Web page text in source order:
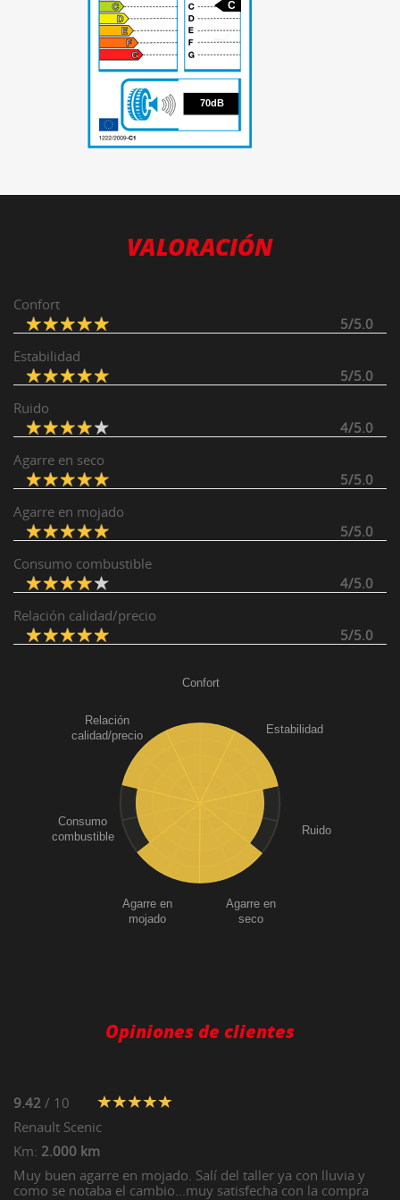
70
C
70dB
VALORACIÓN
Confort
5/5.0
Estabilidad
5/5.0
Ruido
4/5.0
Agarre en seco
5/5.0
Agarre en mojado
5/5.0
Consumo combustible
4/5.0
Relación calidad/precio
5/5.0
Confort
Estabilidad
Ruido
Agarre en
seco
Agarre en
mojado
Consumo
combustible
Relación
calidad/precio
Opiniones de clientes
9.42 / 10
Renault Scenic
Km: 2.000 km
Muy buen agarre en mojado. Salí del taller ya con lluvia y
como se notaba el cambio...muy satisfecha con la compra